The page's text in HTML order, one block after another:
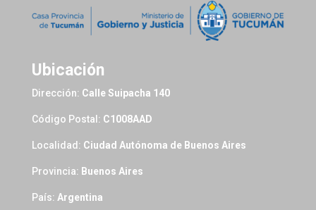
Ubicación
Dirección: Calle Suipacha 140
Código Postal: C1008AAD
Localidad: Ciudad Autónoma de Buenos Aires
Provincia: Buenos Aires
País: Argentina